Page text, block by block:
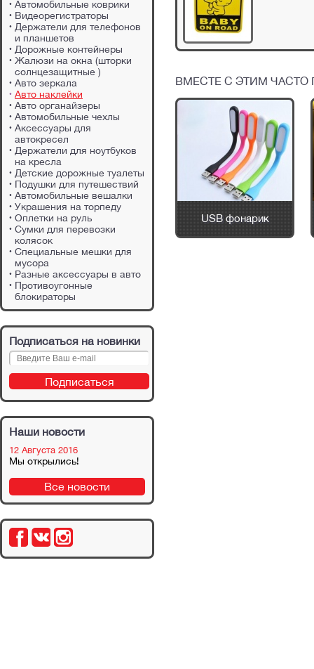
ВМЕСТЕ С ЭТИМ ЧАСТО
Дорожная подушка USB фонарик
Автомобильные коврики
Видеорегистраторы
Держатели для телефонов
и планшетов
Дорожные контейнеры
Жалюзи на окна (шторки
солнцезащитные )
Авто зеркала
Авто наклейки
Авто органайзеры
Автомобильные чехлы
Аксессуары для
автокресел
Держатели для ноутбуков
на кресла
Детские дорожные туалеты
Подушки для путешествий
Автомобильные вешалки
Украшения на торпеду
Оплетки на руль
Сумки для перевозки
колясок
Специальные мешки для
мусора
Разные аксессуары в авто
Противоугонные
блокираторы
Подписаться на новинки
Наши новости
12 Августа 2016
Мы открылись!
Все новости